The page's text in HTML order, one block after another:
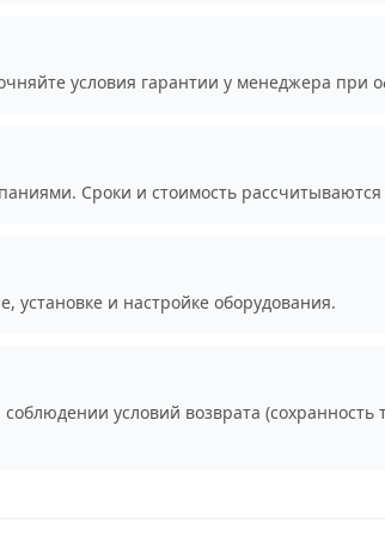
условия гарантии у менеджера при
Сроки и стоимость
и настройке оборудования.
условий возврата (сохранность